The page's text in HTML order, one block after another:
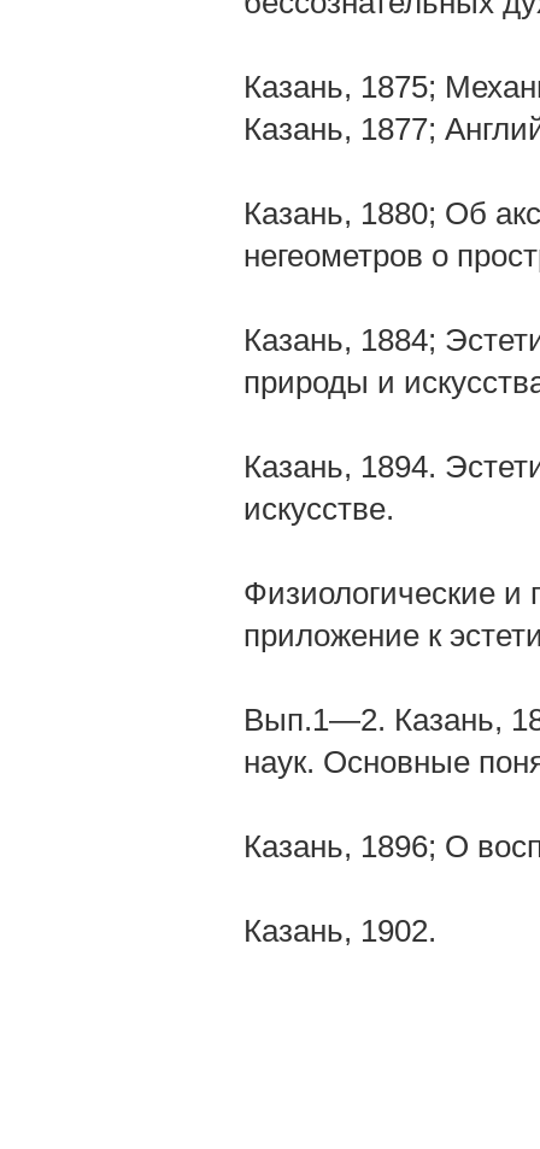
Казань, 1875;
Казань, 1877;
Казань, 1880; Об
негеометров о
Казань, 1884;
природы и
Казань, 1894.
искусстве.
Физиологические и
приложение к
Вып.1—2. Казань,
наук. Основные
Казань, 1896; О
Казань, 1902.